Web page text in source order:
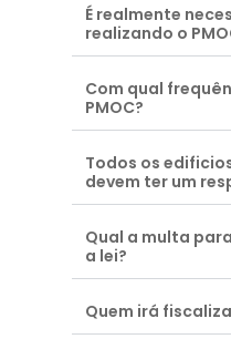
É realmente
realizando o
Com qual
PMOC?
Todos os
devem ter um
Qual a multa
a lei?
Quem irá